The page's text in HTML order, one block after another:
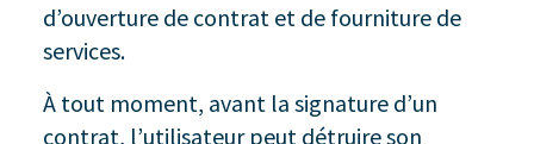
d’ouverture de contrat et de fourniture de
services.
À tout moment, avant la signature d’un
contrat, l’utilisateur peut détruire son